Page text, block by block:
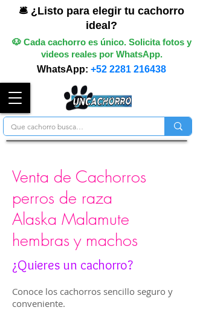
🛎️ ¿Listo para elegir tu cachorro
ideal?
🐶 Cada cachorro es único. Solicita fotos y
videos reales por WhatsApp.
WhatsApp: +52 2281 216438
Venta de Cachorros
perros de raza
Alaska Malamute
hembras y machos
¿Quieres un cachorro?
Conoce los cachorros sencillo seguro y
conveniente.